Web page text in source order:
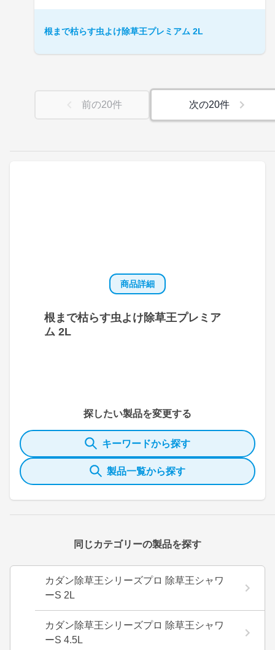
商品詳細
根まで枯らす虫よけ除草王プレミア
ム 2L
探したい製品を変更する
キーワードから探す
製品一覧から探す
同じカテゴリーの製品を探す
カダン除草王シリーズプロ 除草王シャワ
ーS 2L
カダン除草王シリーズプロ 除草王シャワ
ーS 4.5L
根まで枯らす虫よけ除草王プレミアム 2L
前の20件 次の20件